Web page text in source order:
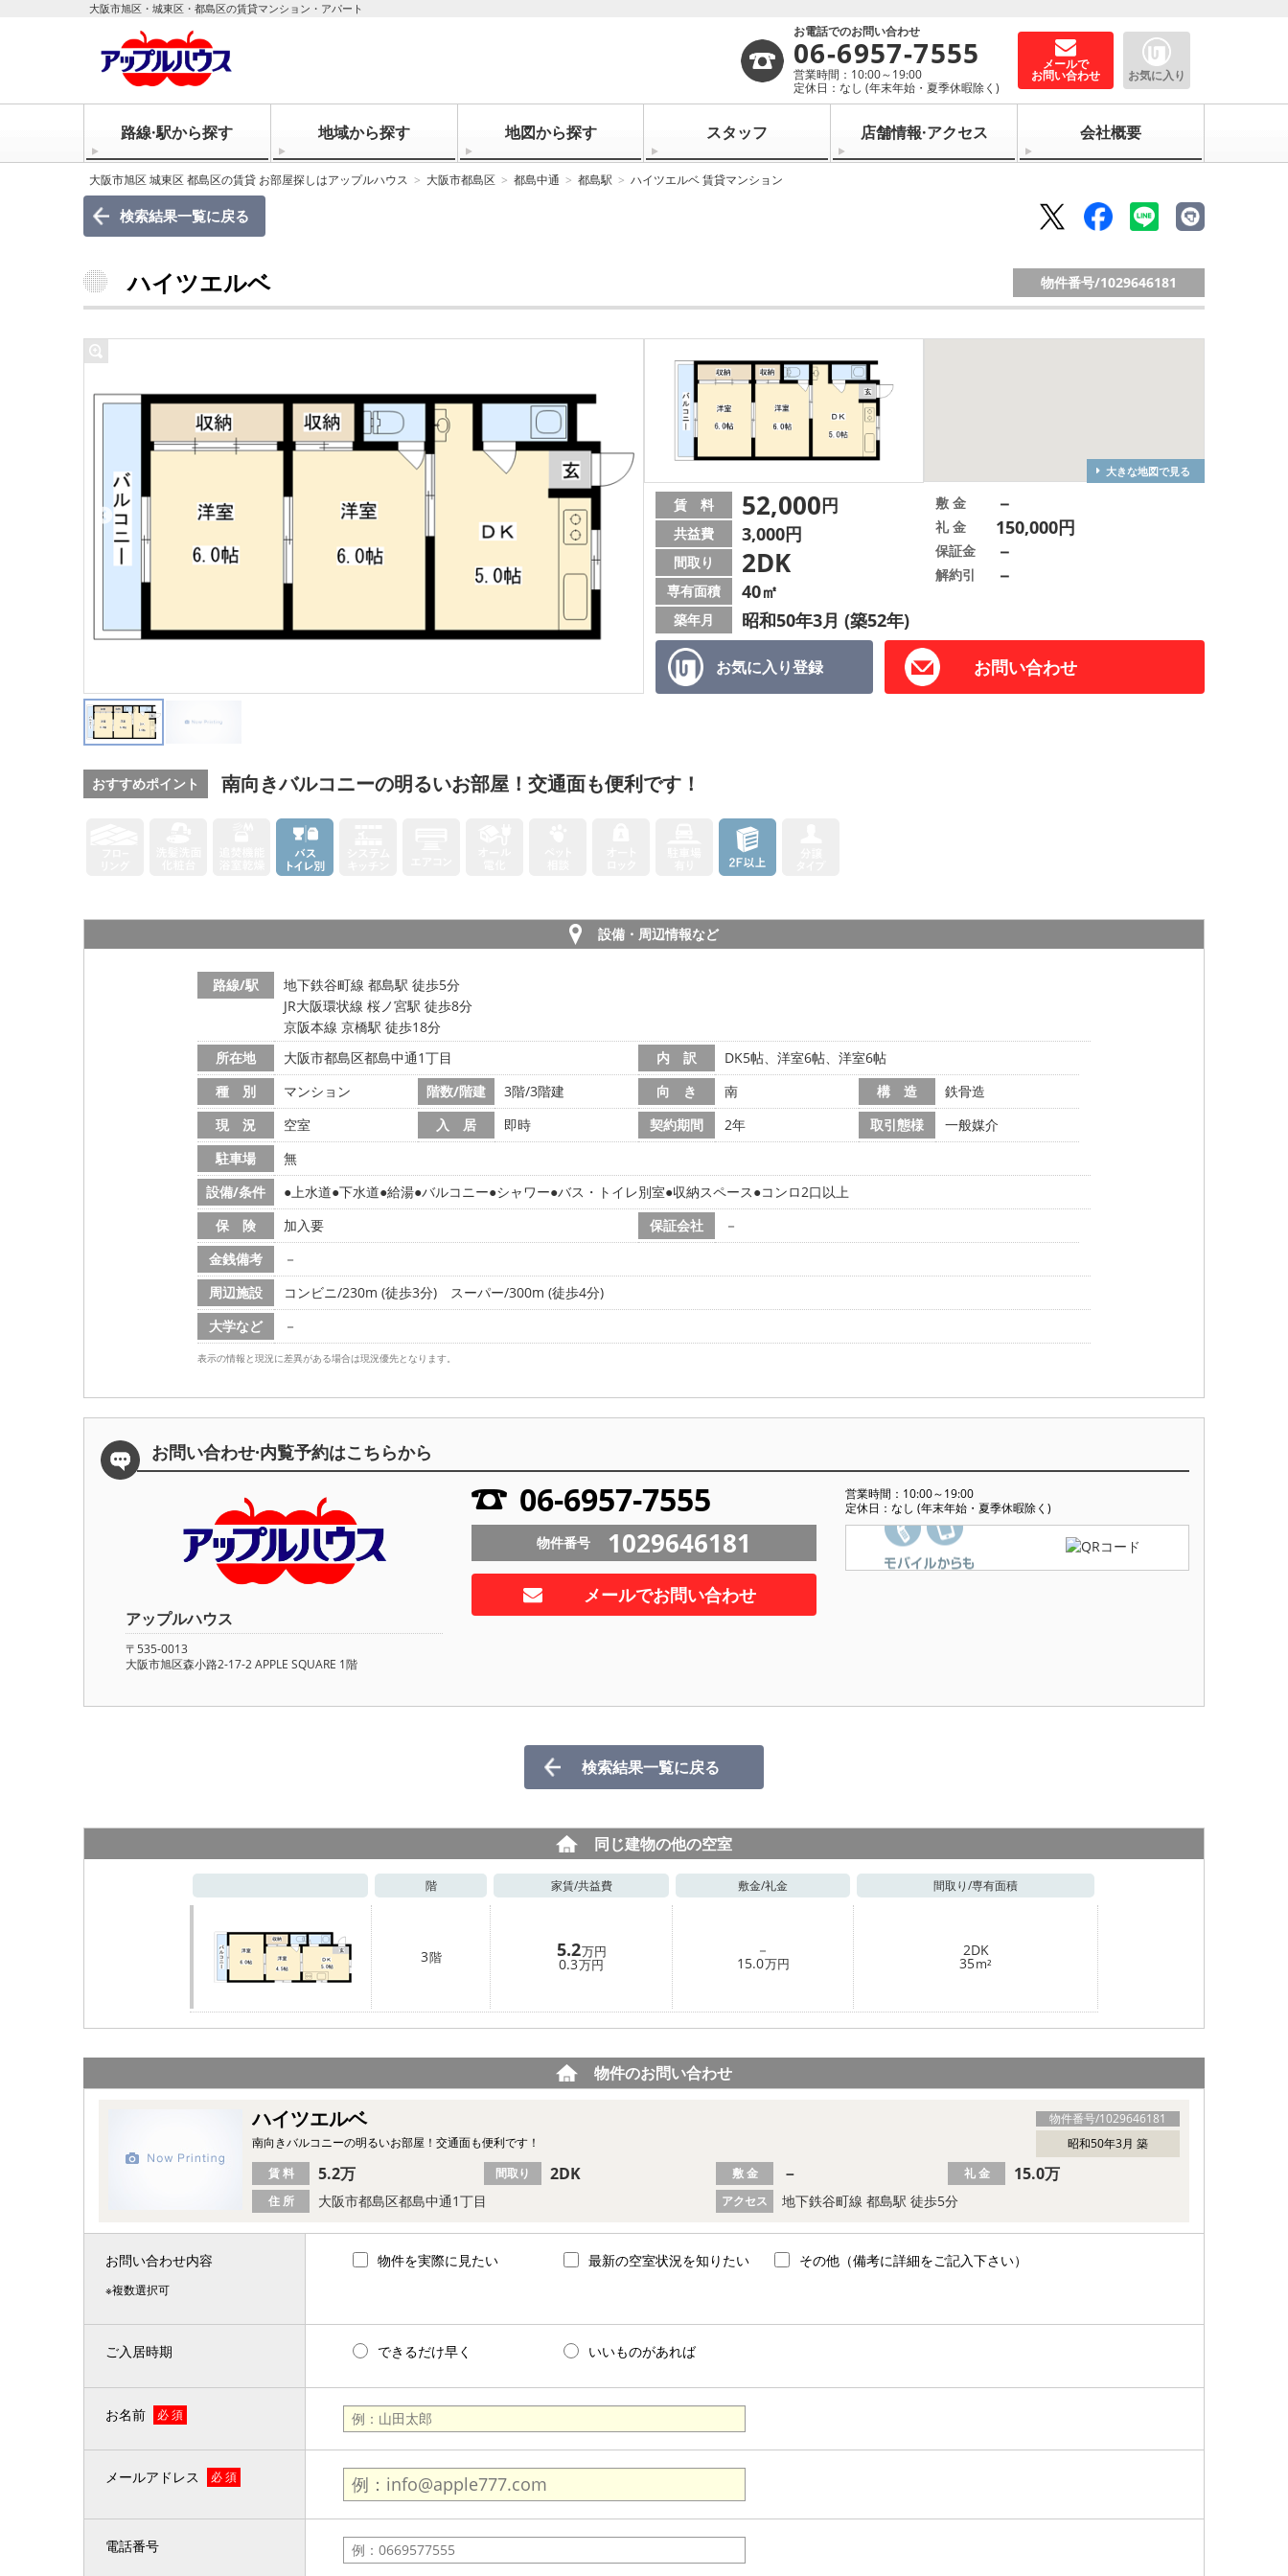
大阪市旭区・城東区・都島区の賃貸マンション・アパート
お電話でのお問い合わせ
06-6957-7555
営業時間：10:00～19:00
定休日：なし (年末年始・夏季休暇除く)
メールで
お問い合わせ お気に入り
路線·駅から探す 地域から探す 地図から探す スタッフ 店舗情報·アクセス 会社概要
大阪市旭区 城東区 都島区の賃貸 お部屋探しはアップルハウス 大阪市都島区 都島中通 都島駅 ハイツエルベ 賃貸マンション
検索結果一覧に戻る
ハイツエルベ 物件番号/1029646181
大きな地図で見る
お気に入り登録 お問い合わせ
賃 料 52,000円
共益費 3,000円
間取り 2DK
専有面積 40㎡
築年月 昭和50年3月 (築52年)
敷 金 －
礼 金 150,000円
保証金 －
解約引 －
おすすめポイント 南向きバルコニーの明るいお部屋！交通面も便利です！
設備・周辺情報など
路線/駅
地下鉄谷町線 都島駅 徒歩5分
JR大阪環状線 桜ノ宮駅 徒歩8分
京阪本線 京橋駅 徒歩18分
所在地
大阪市都島区都島中通1丁目 内 訳
DK5帖、洋室6帖、洋室6帖
種 別
マンション 階数/階建 3階/3階建 向 き 南 構 造
鉄骨造
現 況
空室 入 居 即時 契約期間 2年 取引態様
一般媒介
駐車場
無
設備/条件
上水道 下水道 給湯 バルコニー シャワー バス・トイレ別室 収納スペース
コンロ2口以上
保 険
加入要 保証会社
－
金銭備考
－
周辺施設
コンビニ/230m (徒歩3分)
スーパー/300m (徒歩4分)
大学など
－
表示の情報と現況に差異がある場合は現況優先となります。
お問い合わせ·内覧予約はこちらから
アップルハウス
〒535-0013
大阪市旭区森小路2-17-2 APPLE SQUARE 1階
06-6957-7555
営業時間：10:00～19:00
定休日：なし (年末年始・夏季休暇除く)
物件番号 1029646181
メールでお問い合わせ
検索結果一覧に戻る
同じ建物の他の空室
階 家賃/共益費 敷金/礼金 間取り/専有面積
3階 5.2万円
0.3万円
－
15.0万円
2DK
35m²
物件のお問い合わせ
物件番号/1029646181
ハイツエルベ
昭和50年3月 築
南向きバルコニーの明るいお部屋！交通面も便利です！
住 所 大阪市都島区都島中通1丁目 アクセス 地下鉄谷町線 都島駅 徒歩5分
賃 料 5.2万 間取り 2DK 敷 金 － 礼 金 15.0万
お問い合わせ内容
※複数選択可
物件を実際に見たい 最新の空室状況を知りたい その他（備考に詳細をご記入下さい）
ご入居時期 できるだけ早く いいものがあれば
お名前 必 須
メールアドレス 必 須
電話番号